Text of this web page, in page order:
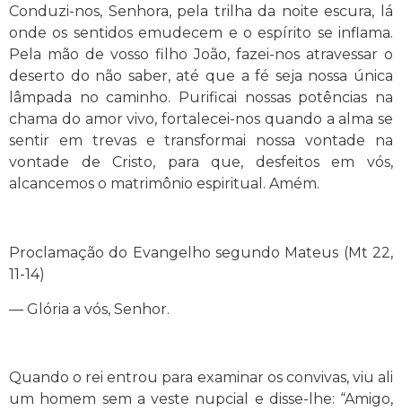
Conduzi-nos, Senhora, pela trilha da noite escura, lá
onde os sentidos emudecem e o espírito se inflama.
Pela mão de vosso filho João, fazei-nos atravessar o
deserto do não saber, até que a fé seja nossa única
lâmpada no caminho. Purificai nossas potências na
chama do amor vivo, fortalecei-nos quando a alma se
sentir em trevas e transformai nossa vontade na
vontade de Cristo, para que, desfeitos em vós,
alcancemos o matrimônio espiritual. Amém.
Proclamação do Evangelho segundo Mateus (Mt 22,
11-14)
— Glória a vós, Senhor.
Quando o rei entrou para examinar os convivas, viu ali
um homem sem a veste nupcial e disse-lhe: “Amigo,